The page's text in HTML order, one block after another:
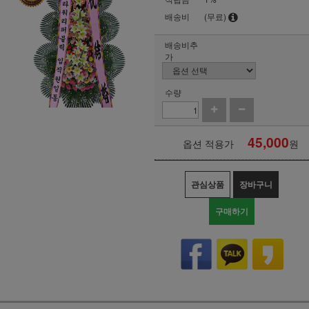
배송비
(무료)
배송비추
가
수량
옵션 적용가 45,000원
관심상품 장바구니
구매하기